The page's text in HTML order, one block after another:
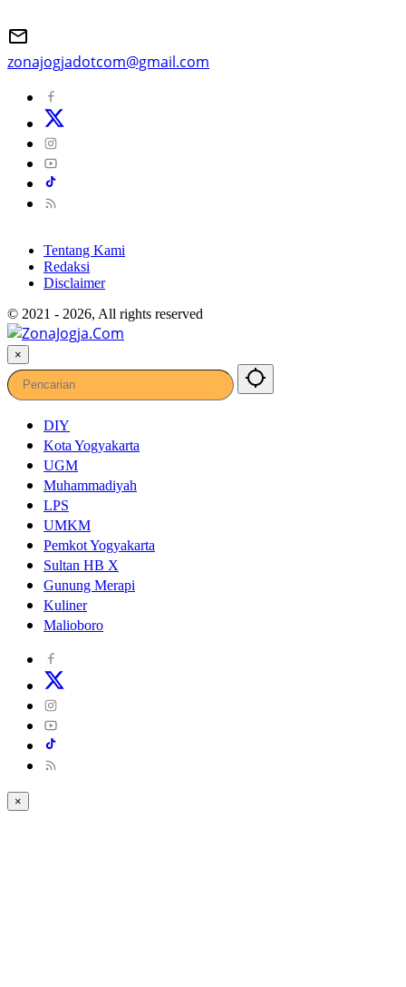
zonajogjadotcom@gmail.com
Tentang Kami
Redaksi
Disclaimer
© 2021 - 2026, All rights reserved
×
DIY
Kota Yogyakarta
UGM
Muhammadiyah
LPS
UMKM
Pemkot Yogyakarta
Sultan HB X
Gunung Merapi
Kuliner
Malioboro
×